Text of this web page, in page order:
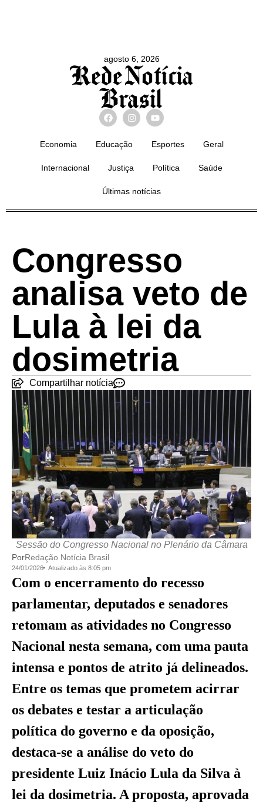
agosto 6, 2026
Economia Educação Esportes Geral
Internacional Justiça Política Saúde
Últimas notícias
Congresso
analisa veto de
Lula à lei da
dosimetria
Compartilhar notícia
Sessão do Congresso Nacional no Plenário da Câmara
PorRedação Notícia Brasil
24/01/2026 Atualizado às 8:05 pm
Com o encerramento do recesso
parlamentar, deputados e senadores
retomam as atividades no Congresso
Nacional nesta semana, com uma pauta
intensa e pontos de atrito já delineados.
Entre os temas que prometem acirrar
os debates e testar a articulação
política do governo e da oposição,
destaca-se a análise do veto do
presidente Luiz Inácio Lula da Silva à
lei da dosimetria. A proposta, aprovada